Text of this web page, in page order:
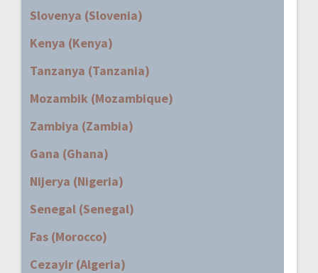
Slovenya (Slovenia)
Kenya (Kenya)
Tanzanya (Tanzania)
Mozambik (Mozambique)
Zambiya (Zambia)
Gana (Ghana)
Nijerya (Nigeria)
Senegal (Senegal)
Fas (Morocco)
Cezayir (Algeria)